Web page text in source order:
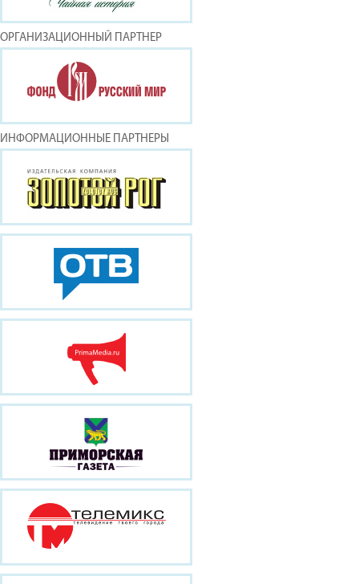
ОРГАНИЗАЦИОННЫЙ ПАРТНЕР
ИНФОРМАЦИОННЫЕ ПАРТНЕРЫ